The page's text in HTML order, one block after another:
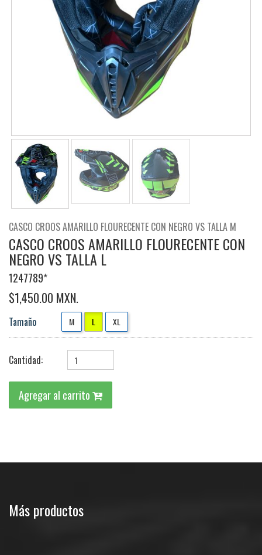
CASCO CROOS AMARILLO FLOURECENTE CON NEGRO VS TALLA M
CASCO CROOS AMARILLO FLOURECENTE CON
NEGRO VS TALLA L
1247789*
$1,450.00 MXN.
Tamaño M L XL
Cantidad:
Agregar al carrito
Más productos